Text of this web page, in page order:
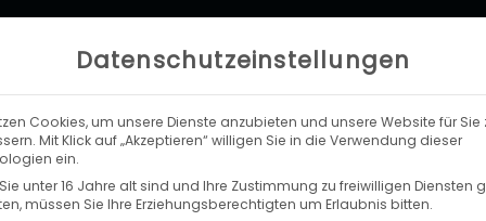
LEISTUNGEN UNTERNEHMEN
Datenschutzeinstellungen
Cookies, um unsere Dienste anzubieten und unsere Website für Sie
Mit Klick auf „Akzeptieren“ willigen Sie in die Verwendung dieser
ein.
unter 16 Jahre alt sind und Ihre Zustimmung zu freiwilligen Diensten
müssen Sie Ihre Erziehungsberechtigten um Erlaubnis bitten.